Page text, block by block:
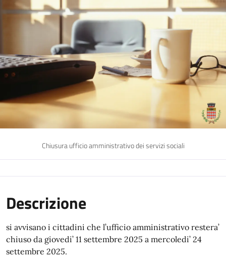
Chiusura ufficio amministrativo dei servizi sociali
Descrizione
si avvisano i cittadini che l’ufficio amministrativo restera’
chiuso da giovedi’ 11 settembre 2025 a mercoledi’ 24
settembre 2025.